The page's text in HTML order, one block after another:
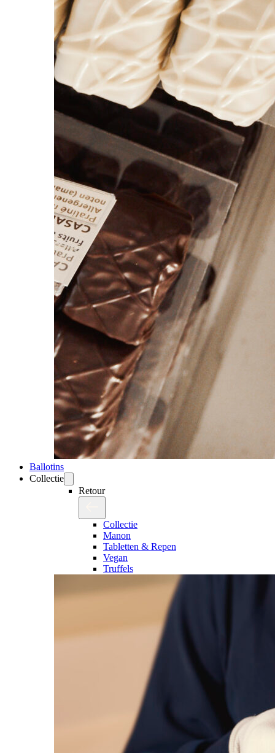
Ballotins
Collectie
Retour
Collectie
Manon
Tabletten & Repen
Vegan
Truffels